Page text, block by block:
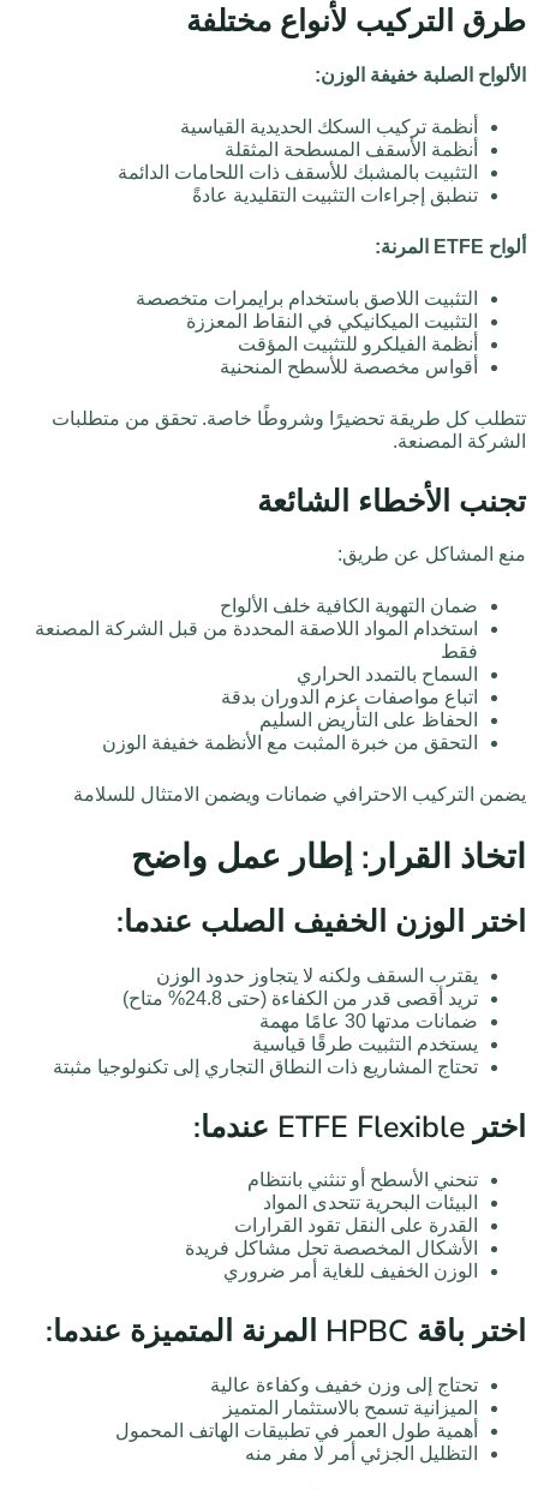
طرق التركيب لأنواع مختلفة
الألواح الصلبة خفيفة الوزن:
أنظمة تركيب السكك الحديدية القياسية
أنظمة الأسقف المسطحة المثقلة
التثبيت بالمشبك للأسقف ذات اللحامات الدائمة
تنطبق إجراءات التثبيت التقليدية عادةً
ألواح ETFE المرنة:
التثبيت اللاصق باستخدام برايمرات متخصصة
التثبيت الميكانيكي في النقاط المعززة
أنظمة الفيلكرو للتثبيت المؤقت
أقواس مخصصة للأسطح المنحنية
تتطلب كل طريقة تحضيرًا وشروطًا خاصة. تحقق من متطلبات
الشركة المصنعة.
تجنب الأخطاء الشائعة
منع المشاكل عن طريق:
ضمان التهوية الكافية خلف الألواح
استخدام المواد اللاصقة المحددة من قبل الشركة المصنعة
فقط
السماح بالتمدد الحراري
اتباع مواصفات عزم الدوران بدقة
الحفاظ على التأريض السليم
التحقق من خبرة المثبت مع الأنظمة خفيفة الوزن
يضمن التركيب الاحترافي ضمانات ويضمن الامتثال للسلامة
اتخاذ القرار: إطار عمل واضح
اختر الوزن الخفيف الصلب عندما:
يقترب السقف ولكنه لا يتجاوز حدود الوزن
تريد أقصى قدر من الكفاءة (حتى 24.8% متاح)
ضمانات مدتها 30 عامًا مهمة
يستخدم التثبيت طرقًا قياسية
تحتاج المشاريع ذات النطاق التجاري إلى تكنولوجيا مثبتة
اختر ETFE Flexible عندما:
تنحني الأسطح أو تنثني بانتظام
البيئات البحرية تتحدى المواد
القدرة على النقل تقود القرارات
الأشكال المخصصة تحل مشاكل فريدة
الوزن الخفيف للغاية أمر ضروري
اختر باقة HPBC المرنة المتميزة عندما:
تحتاج إلى وزن خفيف وكفاءة عالية
الميزانية تسمح بالاستثمار المتميز
أهمية طول العمر في تطبيقات الهاتف المحمول
التظليل الجزئي أمر لا مفر منه